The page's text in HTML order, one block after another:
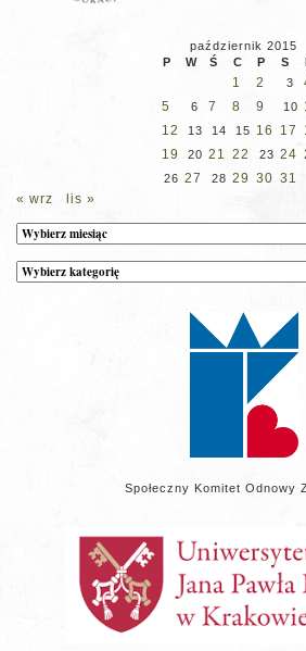
październik 2015
P
W Ś C P S
1 2 3
5
6 7 8 9 10
12
13 14 15 16 17
19
20 21 22 23 24
26 27 28 29 30 31
« wrz
lis »
Archiwum
Kategorie
wpisów
Społeczny Komitet Odnowy